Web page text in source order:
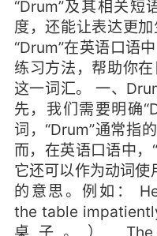
“Drum”及其相关短
度，还能让表达更
“Drum”在英语口语
练习方法，帮助你
这一词汇。 一、
先，我们需要明确
词，“Drum”通常指
而，在英语口语中，
它还可以作为动词使
的意思。例如：
the table
桌子。） The